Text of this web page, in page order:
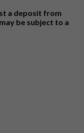
a deposit from
be subject to a